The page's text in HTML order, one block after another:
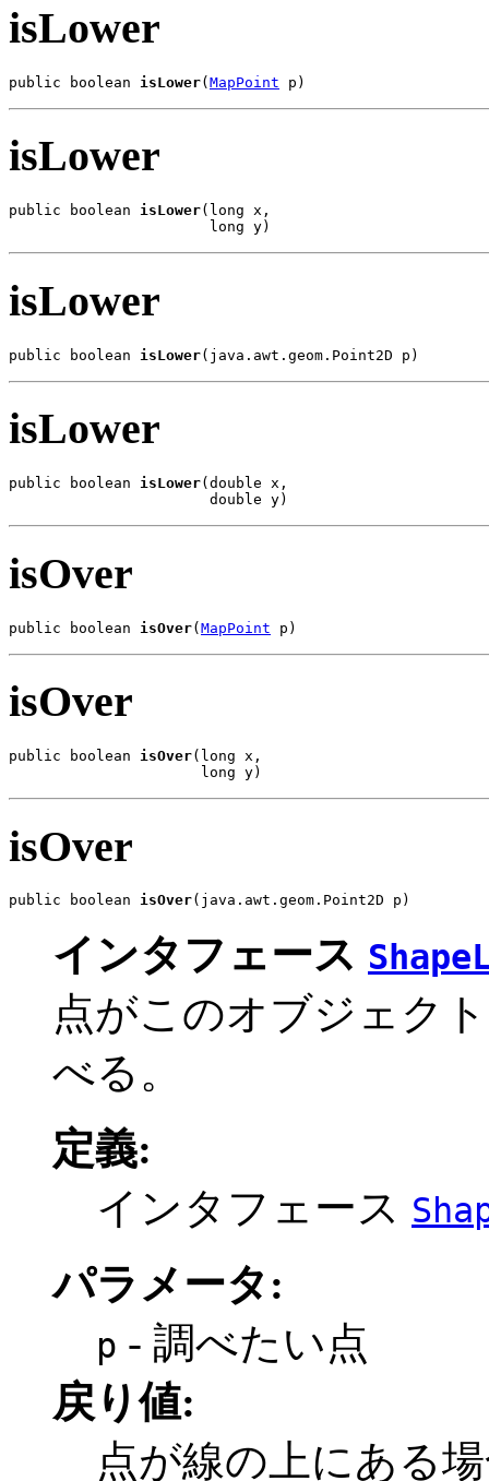
isLower
public boolean isLower( MapPoint p)
isLower
public boolean isLower(long x,
                       long y)
isLower
public boolean isLower(java.awt.geom.Point2D p)
isLower
public boolean isLower(double x,
                       double y)
isOver
public boolean isOver(MapPoint p)
isOver
public boolean isOver(long x,
                      long y)
isOver
public boolean isOver(java.awt.geom.Point2D p)
インタフェース
点がこのオブジェク
べる。
定義:
インタフェース
パラメータ:
p - 調べたい点
戻り値:
点が線の上にある